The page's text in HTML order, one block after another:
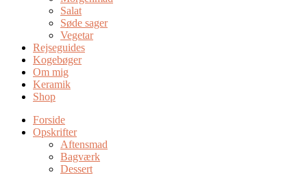
Salat
Søde sager
Vegetar
Rejseguides
Kogebøger
Om mig
Keramik
Shop
Forside
Opskrifter
Aftensmad
Bagværk
Dessert